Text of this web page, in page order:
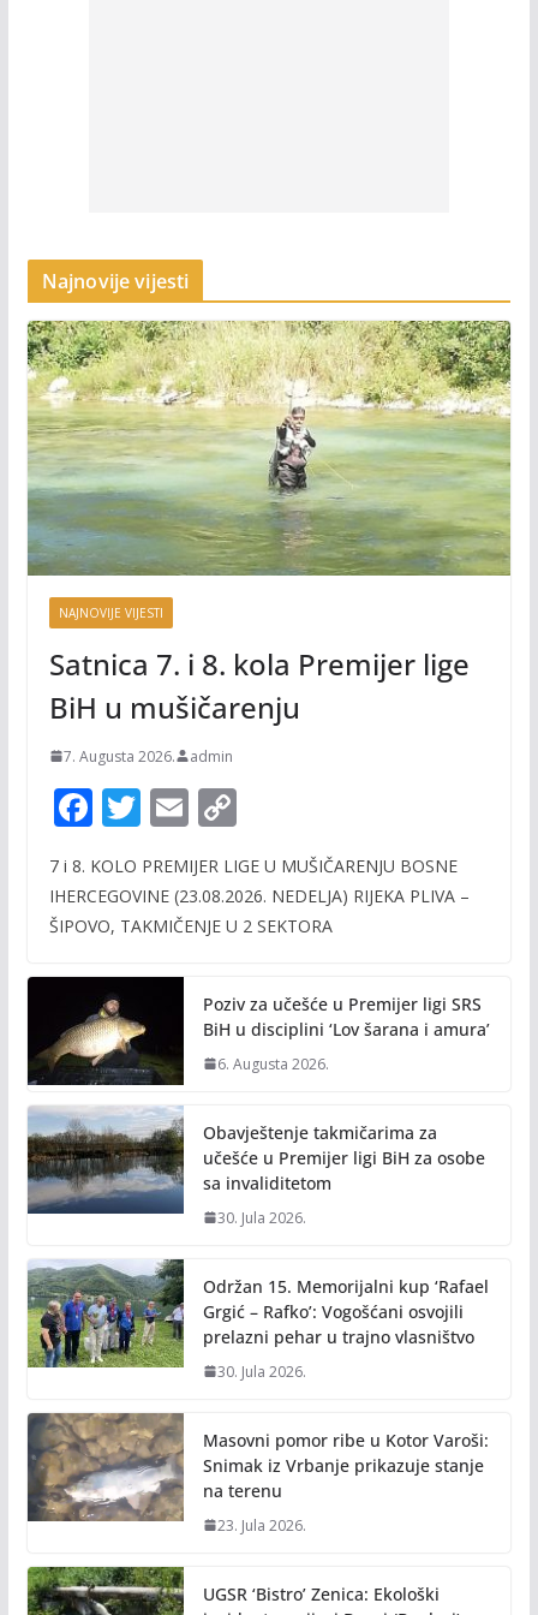
Najnovije vijesti
NAJNOVIJE VIJESTI
Satnica 7. i 8. kola Premijer lige
BiH u mušičarenju
7. Augusta 2026. admin
F
e
b
o
k
T
itt
er
E
ai
l
C
p
y
n
k
7 i 8. KOLO PREMIJER LIGE U MUŠIČARENJU BOSNE
IHERCEGOVINE (23.08.2026. NEDELJA) RIJEKA PLIVA –
ŠIPOVO, TAKMIČENJE U 2 SEKTORA
Poziv za učešće u Premijer ligi SRS
BiH u disciplini ‘Lov šarana i amura’
6. Augusta 2026.
Obavještenje takmičarima za
učešće u Premijer ligi BiH za osobe
sa invaliditetom
30. Jula 2026.
Održan 15. Memorijalni kup ‘Rafael
Grgić – Rafko’: Vogošćani osvojili
prelazni pehar u trajno vlasništvo
30. Jula 2026.
Masovni pomor ribe u Kotor Varoši:
Snimak iz Vrbanje prikazuje stanje
na terenu
23. Jula 2026.
UGSR ‘Bistro’ Zenica: Ekološki